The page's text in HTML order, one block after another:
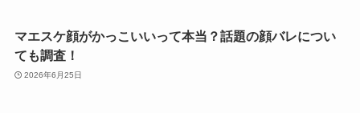
マエスケ顔がかっこいいって本当？話題の顔バレについ
ても調査！
2026年6月25日